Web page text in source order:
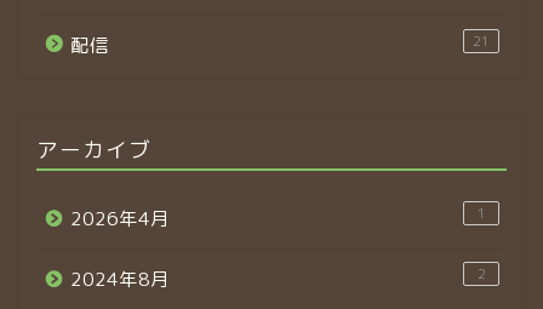
配信 21
アーカイブ
2026年4月 1
2024年8月 2